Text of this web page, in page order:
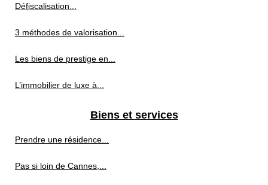
Défiscalisation...
3 méthodes de valorisation...
Les biens de prestige en...
L’immobilier de luxe à...
Biens et services
Prendre une résidence...
Pas si loin de Cannes,...